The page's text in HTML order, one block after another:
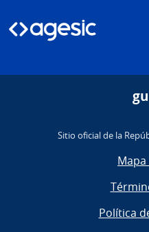
Sitio oficial de la
Política